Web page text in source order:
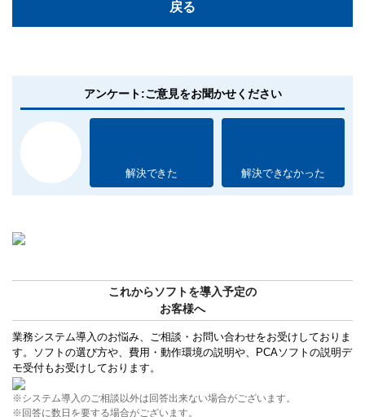
戻る
アンケート:ご意見をお聞かせください
解決できた 解決できなかった
これからソフトを導入予定の
お客様へ
業務システム導入のお悩み、ご相談・お問い合わせをお受けしておりま
す。ソフトの選び方や、費用・動作環境の説明や、PCAソフトの説明デ
モ受付もお受けしております。
※システム導入のご相談以外は回答出来ない場合がございます。
※回答に数日を要する場合がございます。